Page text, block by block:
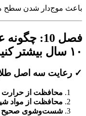
باعث موج‌دار شدن سطح
فصل 10:
۱۰ سال بیشتر کنیم؟
✓ رعایت سه اصل
محافظت از حرارت
محافظت از مواد
شست‌وشوی صحیح